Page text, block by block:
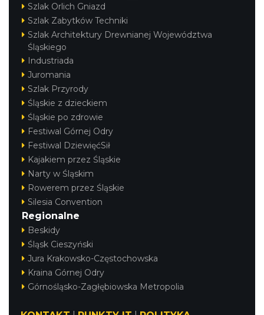
Szlak Orlich Gniazd
Szlak Zabytków Techniki
Szlak Architektury Drewnianej Województwa
Śląskiego
Industriada
Juromania
Szlak Przyrody
Śląskie z dzieckiem
Śląskie po zdrowie
Festiwal Górnej Odry
Festiwal DziewięćSił
Kajakiem przez Śląskie
Narty w Śląskim
Rowerem przez Śląskie
Silesia Convention
Regionalne
Beskidy
Śląsk Cieszyński
Jura Krakowsko-Częstochowska
Kraina Górnej Odry
Górnośląsko-Zagłębiowska Metropolia